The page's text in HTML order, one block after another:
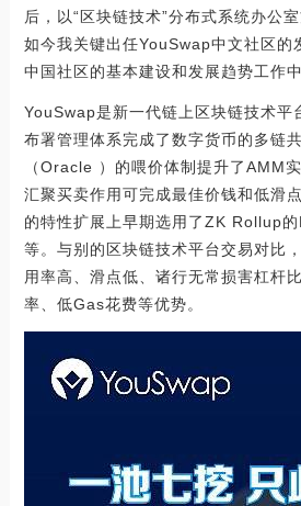
后，以“区块链技术”分布式系统办公
如今我关键出任YouSwap中文社区的
中国社区的基本建设和发展趋势工作中
YouSwap是新一代链上区块链技术平
布署管理体系完成了数字货币的多链
（Oracle ）的喂价体制提升了AMM
汇聚买卖作用可完成最佳价钱和低滑
的特性扩展上早期选用了ZK Rollup
等。与别的区块链技术平台交易对比
用率高、滑点低、诸行无常损害杠杆
率、低Gas花费等优势。